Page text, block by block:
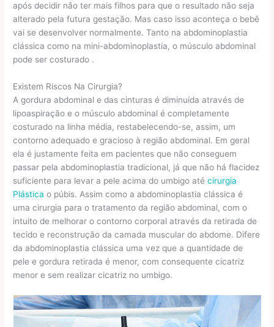
após decidir não ter mais filhos para que o resultado não seja
alterado pela futura gestação. Mas caso isso aconteça o bebê
vai se desenvolver normalmente. Tanto na abdominoplastia
clássica como na mini-abdominoplastia, o músculo abdominal
pode ser costurado .
Existem Riscos Na Cirurgia?
A gordura abdominal e das cinturas é diminuída através de
lipoaspiração e o músculo abdominal é completamente
costurado na linha média, restabelecendo-se, assim, um
contorno adequado e gracioso à região abdominal. Em geral
ela é justamente feita em pacientes que não conseguem
passar pela abdominoplastia tradicional, já que não há flacidez
suficiente para levar a pele acima do umbigo atécirurgia
Plástica o púbis. Assim como a abdominoplastia clássica é
uma cirurgia para o tratamento da região abdominal, com o
intuito de melhorar o contorno corporal através da retirada de
tecido e reconstrução da camada muscular do abdome. Difere
da abdominoplastia clássica uma vez que a quantidade de
pele e gordura retirada é menor, com consequente cicatriz
menor e sem realizar cicatriz no umbigo.